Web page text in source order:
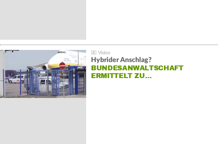
Hybrider Anschlag?
BUNDESANWALTSCHAFT
ERMITTELT ZU…